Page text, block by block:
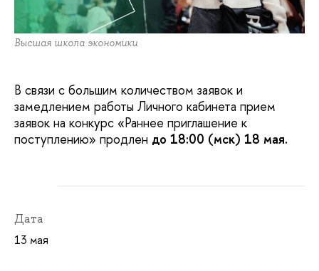
Высшая школа экономики
В связи с большим количеством заявок и
замедлением работы Личного кабинета прием
заявок на конкурс «Раннее приглашение к
поступлению» продлен до 18:00 (мск) 18 мая.
Дата
13 мая